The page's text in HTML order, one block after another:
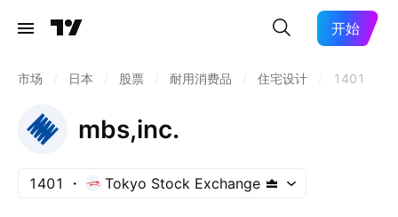
开始
市场 日本 股票 耐用消费品 住宅设计 1401
mbs,inc.
1401 Tokyo Stock Exchange